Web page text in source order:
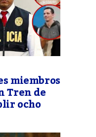
miembros
Tren de
ocho